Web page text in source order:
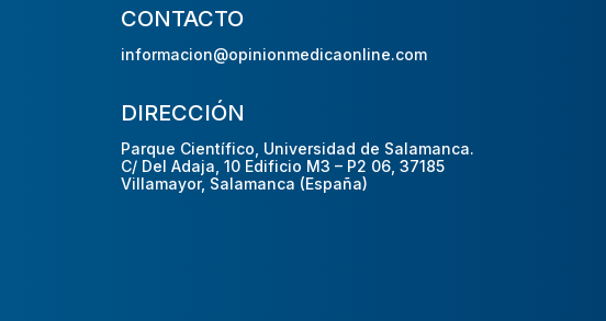
CONTACTO
informacion@opinionmedicaonline.com
DIRECCIÓN
Parque Científico, Universidad de Salamanca.
C/ Del Adaja, 10 Edificio M3 – P2 06, 37185
Villamayor, Salamanca (España)